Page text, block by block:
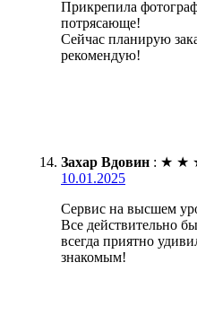
Прикрепила
потрясающе!
Сейчас планирую
рекомендую!
Захар Вдовин : ★ ★
10.01.2025
Сервис на высшем
Все действительно
всегда приятно
знакомым!